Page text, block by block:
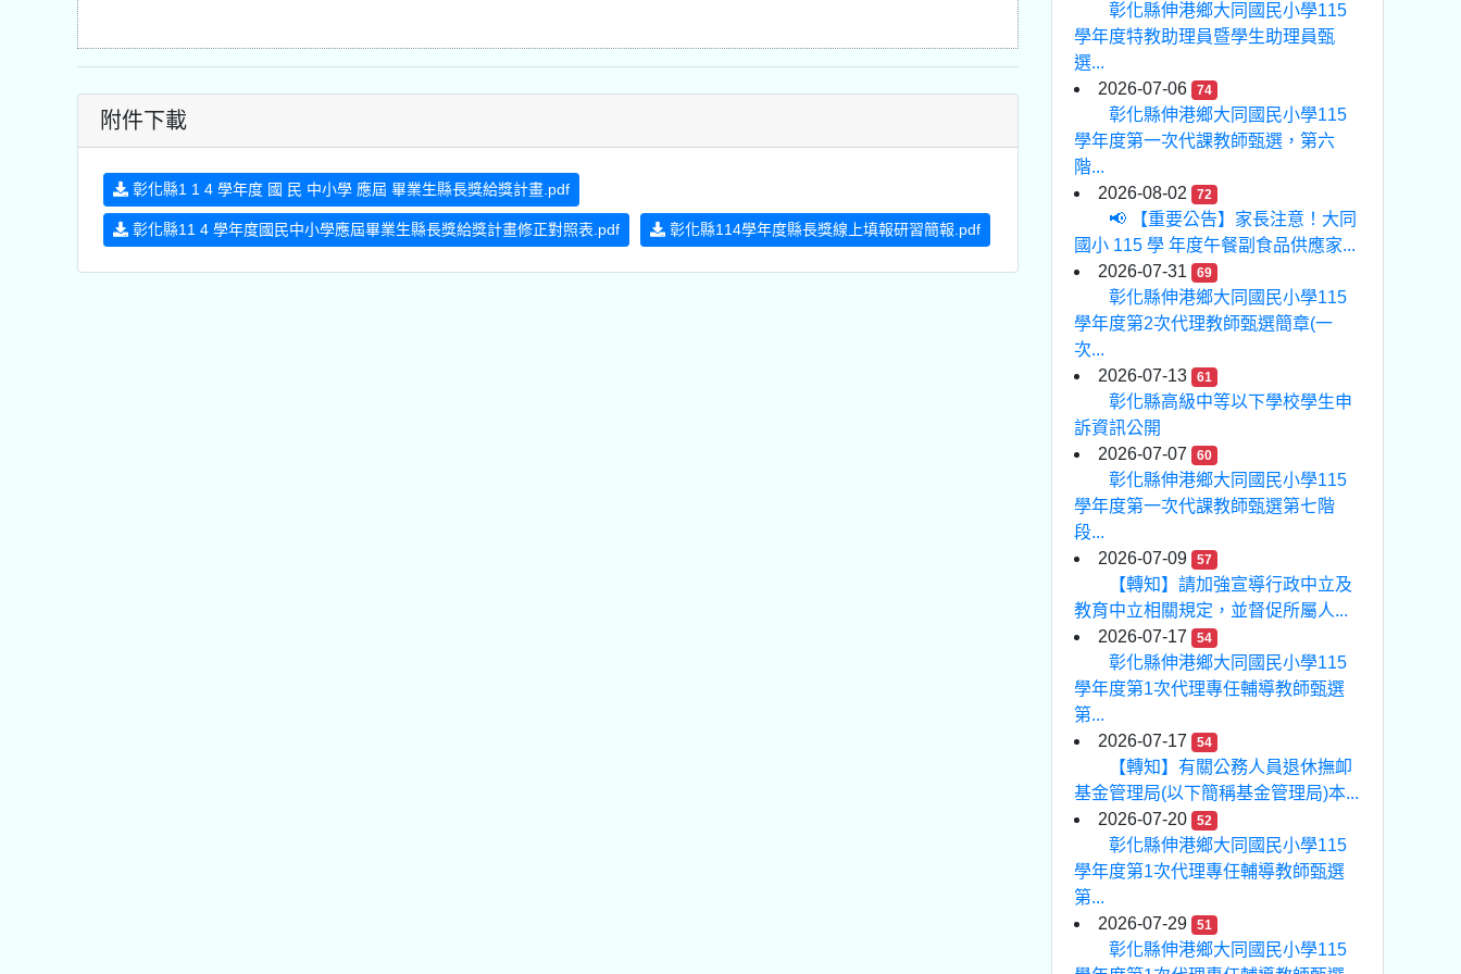
附件下載
彰化縣1 1 4 學年度 國 民 中小學 應屆 畢業生縣長獎給獎計畫.pdf
彰化縣11 4 學年度國民中小學應屆畢業生縣長獎給獎計畫修正對照表.pdf 彰化縣114學年度縣長獎線上填報研習簡報.pdf
彰化縣伸港鄉大同國民小學115
學年度特教助理員暨學生助理員甄
選...
2026-07-06
74
彰化縣伸港鄉大同國民小學115
學年度第一次代課教師甄選，第六
階...
2026-08-02
72
📢 【重要公告】家長注意！大同
國小 115 學 年度午餐副食品供應家...
2026-07-31
69
彰化縣伸港鄉大同國民小學115
學年度第2次代理教師甄選簡章(一
次...
2026-07-13
61
彰化縣高級中等以下學校學生申
訴資訊公開
2026-07-07
60
彰化縣伸港鄉大同國民小學115
學年度第一次代課教師甄選第七階
段...
2026-07-09
57
【轉知】請加強宣導行政中立及
教育中立相關規定，並督促所屬人...
2026-07-17
54
彰化縣伸港鄉大同國民小學115
學年度第1次代理專任輔導教師甄選
第...
2026-07-17
54
【轉知】有關公務人員退休撫卹
基金管理局(以下簡稱基金管理局)本...
2026-07-20
52
彰化縣伸港鄉大同國民小學115
學年度第1次代理專任輔導教師甄選
第...
2026-07-29
51
彰化縣伸港鄉大同國民小學115